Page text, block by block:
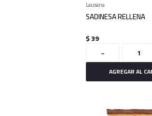
Lausana
SADINESA RELLENA
$39
-